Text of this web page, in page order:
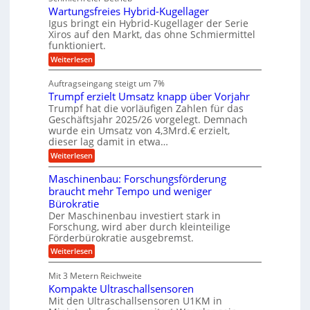
e
n
g
u
n
g
e
n
d
M
a
s
c
h
i
e
n
b
a
u
u
g
k
r
e
i
s
a
u
f
e
l
s
c
h
i
e
e
n
f
ü
h
r
u
n
g
e
n
B
S
C
L
w
e
i
t
e
e
n
Wartungsfreies Hybrid-Kugellager
Igus bringt ein Hybrid-Kugellager der Serie
Xiros auf den Markt, das ohne Schmiermittel
funktioniert.
Weiterlesen:
W
r
t
u
n
g
s
f
r
e
e
s
H
y
b
r
i
d
-
u
g
e
Auftragseingang steigt um 7%
Trumpf erzielt Umsatz knapp über Vorjahr
Trumpf hat die vorläufigen Zahlen für das
Geschäftsjahr 2025/26 vorgelegt. Demnach
wurde ein Umsatz von 4,3Mrd.€ erzielt,
dieser lag damit in etwa…
Weiterlesen:
T
u
m
p
f
e
r
z
i
e
t
U
m
Maschinenbau: Forschungsförderung
braucht mehr Tempo und weniger
Bürokratie
Der Maschinenbau investiert stark in
Forschung, wird aber durch kleinteilige
Förderbürokratie ausgebremst.
Weiterlesen:
M
s
c
h
Mit 3 Metern Reichweite
Kompakte Ultraschallsensoren
Mit den Ultraschallsensoren U1KM in